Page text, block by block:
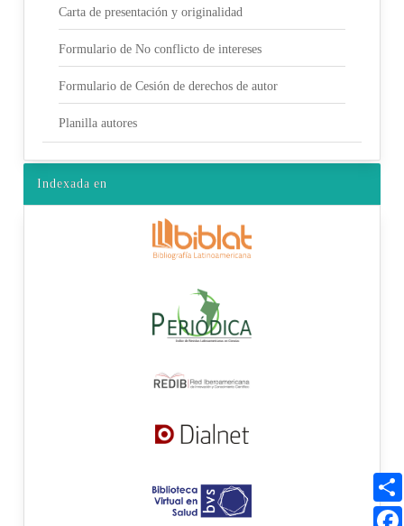
Carta de presentación y originalidad
Formulario de No conflicto de intereses
Formulario de Cesión de derechos de autor
Planilla autores
Indexada en